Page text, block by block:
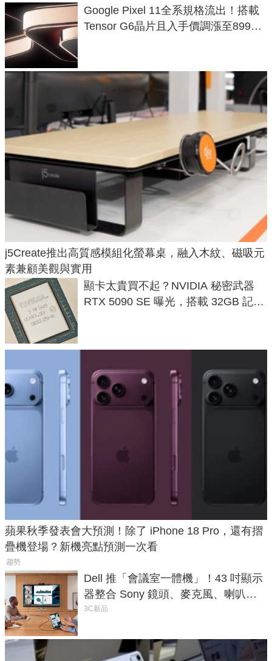
Google Pixel 11全系規格流出！搭載
Tensor G6晶片且入手價調漲至899美
j5Create推出高質感模組化螢幕桌，融入木紋、磁吸元
素兼顧美觀與實用
顯卡太貴買不起？NVIDIA 秘密武器
RTX 5090 SE 曝光，搭載 32GB 記憶
蘋果秋季發表會大預測！除了 iPhone 18 Pro，還有摺
疊機登場？新機亮點預測一次看
趨勢
Dell 推「會議室一體機」！43 吋顯示
器整合 Sony 鏡頭、麥克風、喇叭，
一條 USB-C 就能開會
3C新品